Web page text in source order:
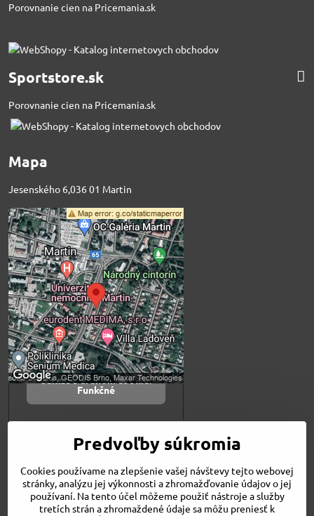
Porovnanie cien na Pricemania.sk
Sportstore.sk
Porovnanie cien na Pricemania.sk
Mapa
Jesenského 6,036 01 Martin
Externý obsah je
blokovaný Voľbami
súkromia
Prajete si načítať externý obsah?
Povoliť tentokrát
Povoliť a zapamätať -
súhlas s druhom cookie:
Funkčné
Otvoriť obsah v novom okne
Novinky
Niečo o nás
Naša ponuka
Predvoľby súkromia
Cookies používame na zlepšenie vašej návštevy tejto webovej
stránky, analýzu jej výkonnosti a zhromažďovanie údajov o jej
používaní. Na tento účel môžeme použiť nástroje a služby
tretích strán a zhromaždené údaje sa môžu preniesť k